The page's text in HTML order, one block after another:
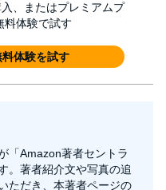
、またはプレミアムプ
料体験で試す
料体験を試す
「Amazon著者セントラ
。著者紹介文や写真の追
ただき、本著者ページの